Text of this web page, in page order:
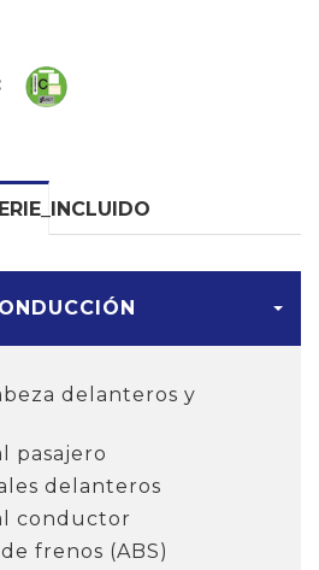
delanteros y
pasajero
delanteros
conductor
frenos (ABS)